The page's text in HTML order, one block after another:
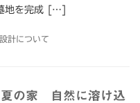
地を完成 […]
計について
夏の家 自然に溶け込